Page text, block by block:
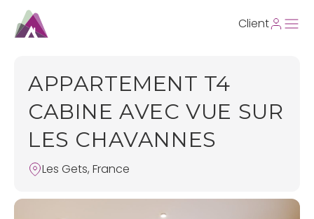
Client
APPARTEMENT T4
CABINE AVEC VUE SUR
LES CHAVANNES
Les Gets, France